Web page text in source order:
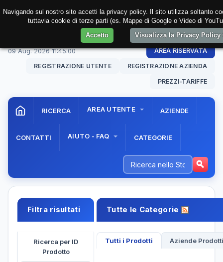
09 Aug. 202611:45:01 AREA RISERVATA
REGISTRAZIONE UTENTE REGISTRAZIONE AZIENDA
PREZZI-TARIFFE
RICERCA AREA UTENTE AZIENDE
CONTATTI AIUTO - FAQ CATEGORIE
Filtra risultati
Ricerca per ID
Prodotto
Tutte le Categorie
Tutti i Prodotti Aziende Prodotti
Navigando sul nostro sito accetti la privacy policy. Il sito utilizza soltanto
tuttavia cookie di terze parti (es. Mappe di Google o Video di
Accetto
Visualizza la Privacy Policy